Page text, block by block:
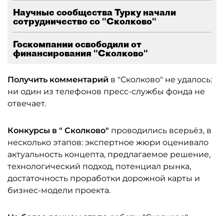
Научные сообщества Турку начали
сотрудничество со "Сколково"
Госкомпании освободили от
финансирования "Сколково"
Получить комментарий в "Сколково" не удалось:
ни один из телефонов пресс-службы фонда не
отвечает.
Конкурсы в " Сколково" проводились всерьёз, в
несколько этапов: экспертное жюри оценивало
актуальность концепта, предлагаемое решение,
технологический подход, потенциал рынка,
достаточность проработки дорожной карты и
бизнес-модели проекта.